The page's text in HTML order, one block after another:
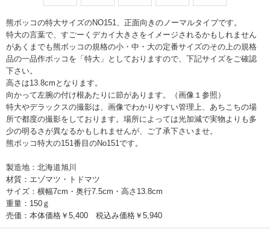
熊ボッコの特大サイズのNO151、正面向きのノーマルタイプです。
特大の言葉で、すごーくデカイ大きさをイメージされるかもしれません
があくまでも熊ボッコの規格の小・中・大の定番サイズのその上の規格
品の一品作ボッコを「特大」としておりますので、下記サイズをご確認
下さい。
高さは13.8cmとなります。
向かって左腕の付け根あたりに節があります。（画像１参照）
特大やデラックスの撮影は、画像でわかりやすい管理上、あちこちの場
所で都度の撮影をしております。場所によっては光加減で実物よりも多
少の明るさが異なるかもしれませんが、ご了承下さいませ。
熊ボッコ特大の151番目のNo151です。
製造地：北海道旭川
材質：エゾマツ・トドマツ
サイズ：横幅7cm・奥行7.5cm・高さ13.8cm
重量：150ｇ
売価：本体価格￥5,400 税込み価格￥5,940